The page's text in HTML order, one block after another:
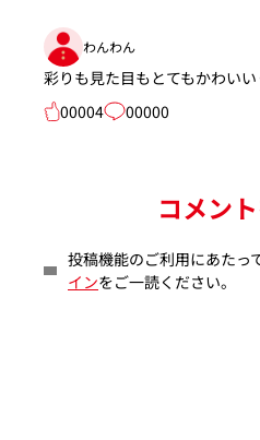
わんわん
彩りも見た目もとてもかわい
00004
00000
コメン
投稿機能のご利用にあたっ
インをご一読ください。